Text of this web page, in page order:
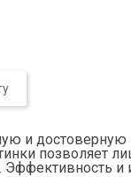
и достоверную
позволяет